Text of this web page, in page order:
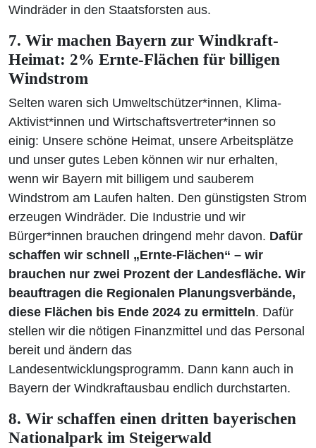
Windräder in den Staatsforsten aus.
7. Wir machen Bayern zur Windkraft-
Heimat: 2% Ernte-Flächen für billigen
Windstrom
Selten waren sich Umweltschützer*innen, Klima-
Aktivist*innen und Wirtschaftsvertreter*innen so
einig: Unsere schöne Heimat, unsere Arbeitsplätze
und unser gutes Leben können wir nur erhalten,
wenn wir Bayern mit billigem und sauberem
Windstrom am Laufen halten. Den günstigsten Strom
erzeugen Windräder. Die Industrie und wir
Bürger*innen brauchen dringend mehr davon. Dafür
schaffen wir schnell „Ernte-Flächen“ – wir
brauchen nur zwei Prozent der Landesfläche. Wir
beauftragen die Regionalen Planungsverbände,
diese Flächen bis Ende 2024 zu ermitteln. Dafür
stellen wir die nötigen Finanzmittel und das Personal
bereit und ändern das
Landesentwicklungsprogramm. Dann kann auch in
Bayern der Windkraftausbau endlich durchstarten.
8. Wir schaffen einen dritten bayerischen
Nationalpark im Steigerwald